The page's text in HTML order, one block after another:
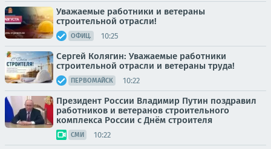
Уважаемые работники и ветераны
строительной отрасли!
ОФИЦ. 10:25
Сергей Колягин: Уважаемые работники
строительной отрасли и ветераны труда!
ПЕРВОМАЙСК 10:22
Президент России Владимир Путин поздравил
работников и ветеранов строительного
комплекса России с Днём строителя
СМИ 10:22